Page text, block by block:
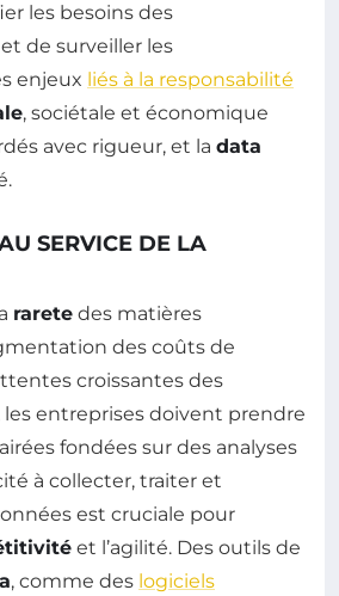
les besoins des
de surveiller les
enjeux liés à la responsabilité
, sociétale et économique
avec rigueur, et la data
SERVICE DE LA
rarete des matières
des coûts de
croissantes des
entreprises doivent prendre
fondées sur des analyses
à collecter, traiter et
est cruciale pour
et l’agilité. Des outils de
, comme des logiciels